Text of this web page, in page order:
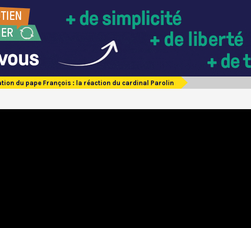
du pape François : la réaction du cardinal Parolin